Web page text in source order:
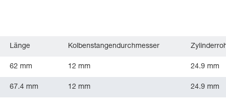
Länge Kolbenstangendurchmesser
62 mm 12 mm 24.9 mm
67.4 mm 12 mm 24.9 mm